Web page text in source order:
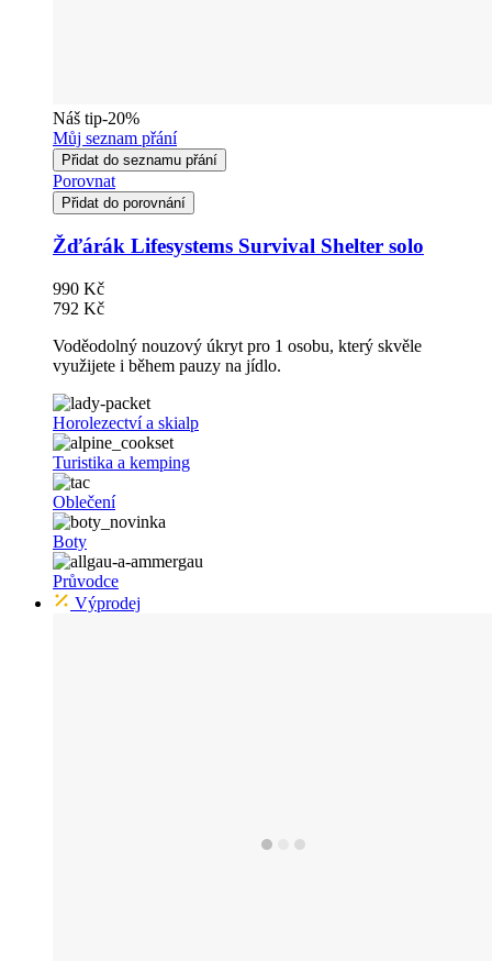
Náš tip-20%
Můj seznam přání
Přidat do seznamu přání
Porovnat
Přidat do porovnání
Žďárák Lifesystems Survival Shelter solo
990 Kč
792 Kč
Voděodolný nouzový úkryt pro 1 osobu, který skvěle
využijete i během pauzy na jídlo.
Horolezectví a skialp
Turistika a kemping
Oblečení
Boty
Průvodce
Výprodej